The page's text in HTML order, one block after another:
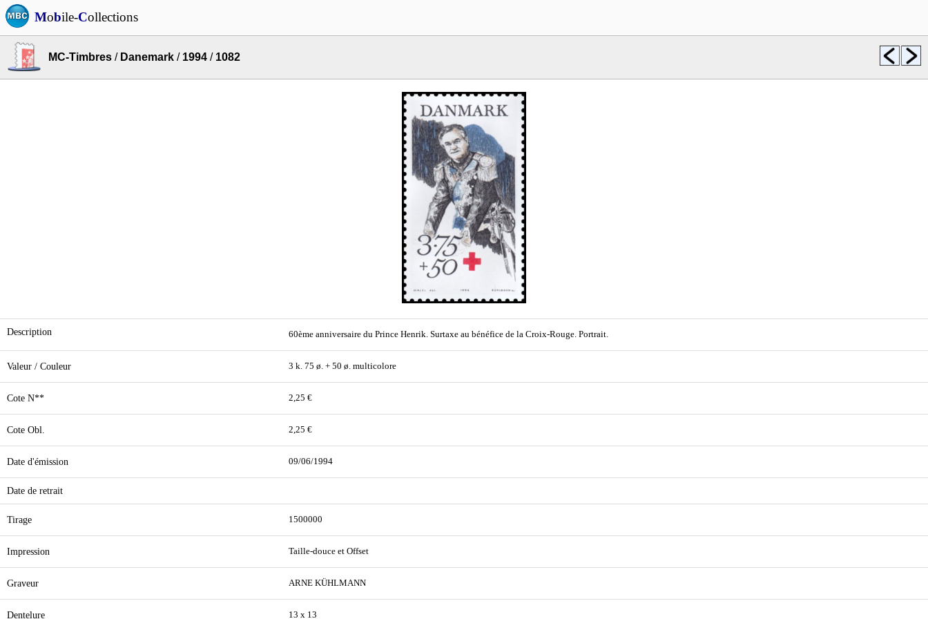
Mobile-Collections
MC-Timbres / Danemark / 1994 / 1082
Description 60ème anniversaire du Prince Henrik. Surtaxe au bénéfice de la Croix-Rouge. Portrait.
Valeur / Couleur 3 k. 75 ø. + 50 ø. multicolore
Cote N** 2,25 €
Cote Obl. 2,25 €
Date d'émission 09/06/1994
Date de retrait
Tirage 1500000
Impression Taille-douce et Offset
Graveur ARNE KÜHLMANN
Dentelure 13 x 13